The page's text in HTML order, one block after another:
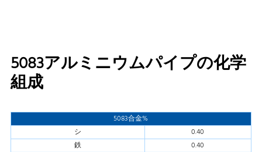
5083アルミニウムパイプの化学
組成
5083合金%
シ
0.40
鉄
0.40